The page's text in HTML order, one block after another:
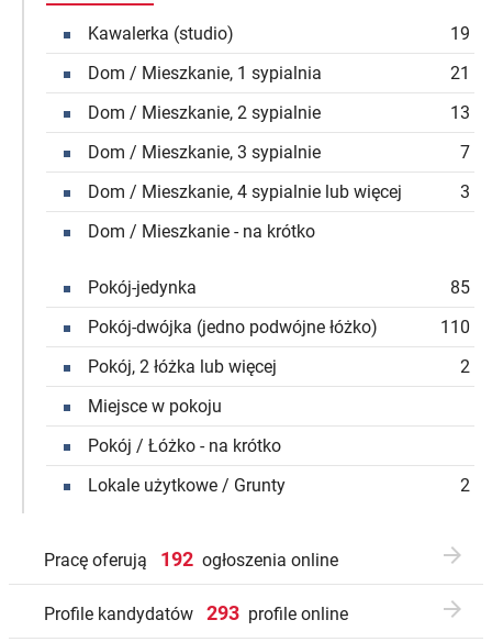
 Kawalerka (studio) 19
 Dom / Mieszkanie, 1 sypialnia 21
 Dom / Mieszkanie, 2 sypialnie 13
 Dom / Mieszkanie, 3 sypialnie 7
 Dom / Mieszkanie, 4 sypialnie lub więcej 3
 Dom / Mieszkanie - na krótko
 Pokój-jedynka 85
 Pokój-dwójka (jedno podwójne łóżko) 110
 Pokój, 2 łóżka lub więcej 2
 Miejsce w pokoju
 Pokój / Łóżko - na krótko
 Lokale użytkowe / Grunty 2
Pracę oferują 192 ogłoszenia online 
Profile kandydatów 293 profile online 